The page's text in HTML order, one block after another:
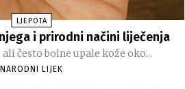
LJEPOTA
i prirodni načini liječenja
često bolne upale kože oko...
NARODNI LIJEK